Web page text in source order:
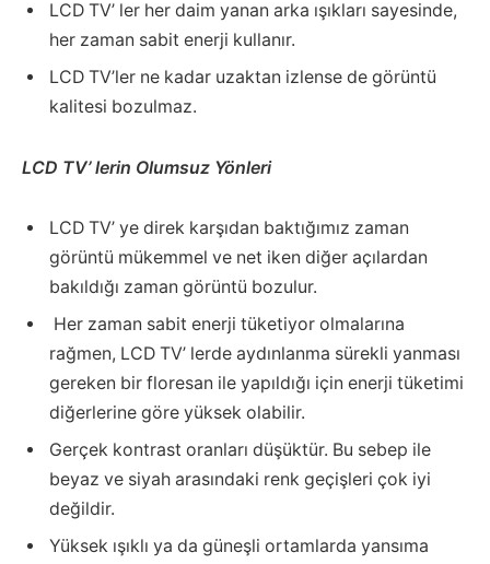
LCD TV’ ler her daim yanan arka ışıkları sayesinde,
her zaman sabit enerji kullanır.
LCD TV’ler ne kadar uzaktan izlense de görüntü
kalitesi bozulmaz.
LCD TV’ lerin Olumsuz Yönleri
LCD TV’ ye direk karşıdan baktığımız zaman
görüntü mükemmel ve net iken diğer açılardan
bakıldığı zaman görüntü bozulur.
Her zaman sabit enerji tüketiyor olmalarına
rağmen, LCD TV’ lerde aydınlanma sürekli yanması
gereken bir floresan ile yapıldığı için enerji tüketimi
diğerlerine göre yüksek olabilir.
Gerçek kontrast oranları düşüktür. Bu sebep ile
beyaz ve siyah arasındaki renk geçişleri çok iyi
değildir.
Yüksek ışıklı ya da güneşli ortamlarda yansıma